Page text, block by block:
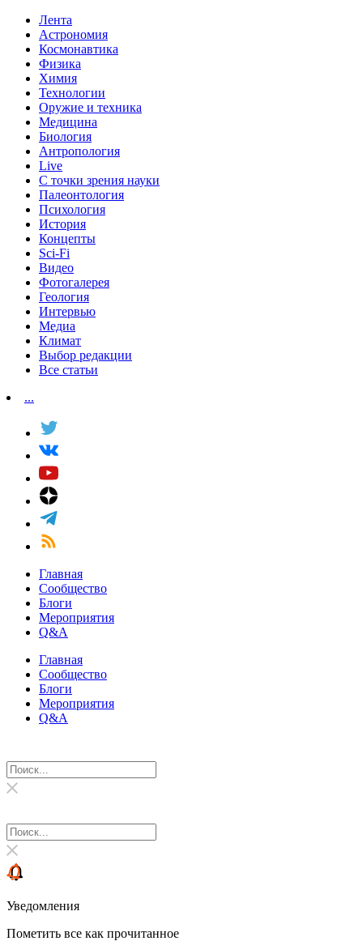
Лента
Астрономия
Космонавтика
Физика
Химия
Технологии
Оружие и техника
Медицина
Биология
Антропология
Live
С точки зрения науки
Палеонтология
Психология
История
Концепты
Sci-Fi
Видео
Фотогалерея
Геология
Интервью
Медиа
Климат
Выбор редакции
Все статьи
...
Главная
Сообщество
Блоги
Мероприятия
Q&A
Главная
Сообщество
Блоги
Мероприятия
Q&A
Уведомления
Пометить все как прочитанное